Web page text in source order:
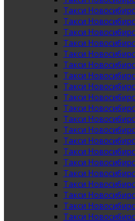
Такси
Такси
Такси
Такси
Такси
Такси
Такси
Такси
Такси
Такси
Такси
Такси
Такси
Такси
Такси
Такси
Такси
Такси
Такси
Такси